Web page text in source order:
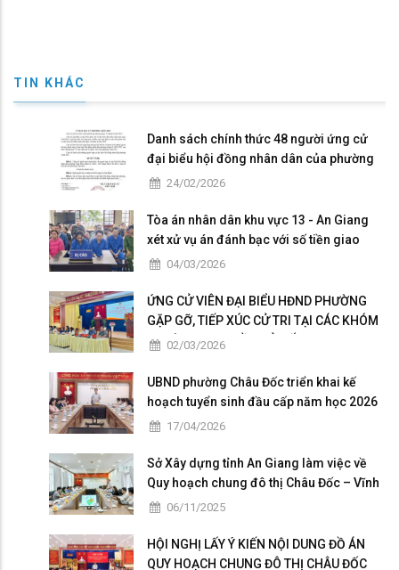
TIN KHÁC
Danh sách chính thức 48 người ứng cử
đại biểu hội đồng nhân dân của phường
Châu Đốc nhiệm kỳ 2026 - 2031
24/02/2026
Tòa án nhân dân khu vực 13 - An Giang
xét xử vụ án đánh bạc với số tiền giao
dịch hơn 4,9 tỷ đồng
04/03/2026
ỨNG CỬ VIÊN ĐẠI BIỂU HĐND PHƯỜNG
GẶP GỠ, TIẾP XÚC CỬ TRI TẠI CÁC KHÓM
THUỘC ĐƠN VỊ BẦU CỬ SỐ 5
02/03/2026
UBND phường Châu Đốc triển khai kế
hoạch tuyển sinh đầu cấp năm học 2026
– 202717/04/2026
Sở Xây dựng tỉnh An Giang làm việc về
Quy hoạch chung đô thị Châu Đốc – Vĩnh
Tế giai đoạn 2025 – 2026
06/11/2025
HỘI NGHỊ LẤY Ý KIẾN NỘI DUNG ĐỒ ÁN
QUY HOẠCH CHUNG ĐÔ THỊ CHÂU ĐỐC